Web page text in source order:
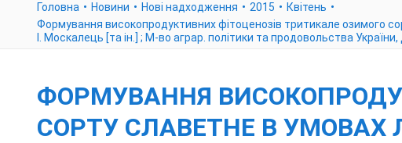
Головна Новини Нові надходження 2015
Квітень
Формування високопродуктивних фітоценозів тритикале озимого
І. Москалець [та ін.] ; М-во аграр. політики та продовольства
ФОРМУВАННЯ
СОРТУ СЛАВЕТНЕ В УМОВАХ